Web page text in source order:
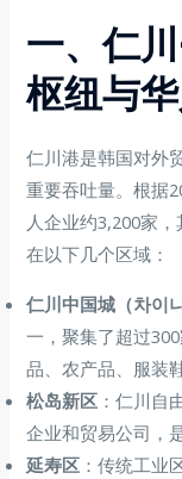
一、仁
枢纽与
仁川港是韩国对外
重要吞吐量。根据
人企业约3,200家
在以下几个区域：
仁川中国城（차이
一，聚集了超过
品、农产品、服装
松岛新区 ：仁川自
企业和贸易公司，
延寿区 ：传统工业